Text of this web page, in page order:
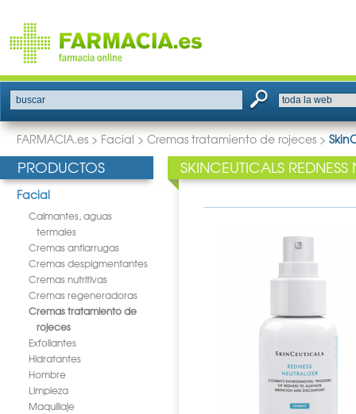
buscar
FARMACIA.es > Facial > Cremas tratamiento de rojeces >
PRODUCTOS
Facial
Calmantes, aguas
termales
Cremas antiarrugas
Cremas despigmentantes
Cremas nutritivas
Cremas regeneradoras
Cremas tratamiento de
rojeces
Exfoliantes
Hidratantes
Hombre
Limpieza
Maquillaje
SKINCEUTICALS REDNESS